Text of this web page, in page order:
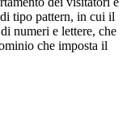
tipo pattern, in cui il
numeri e lettere, che
che imposta il